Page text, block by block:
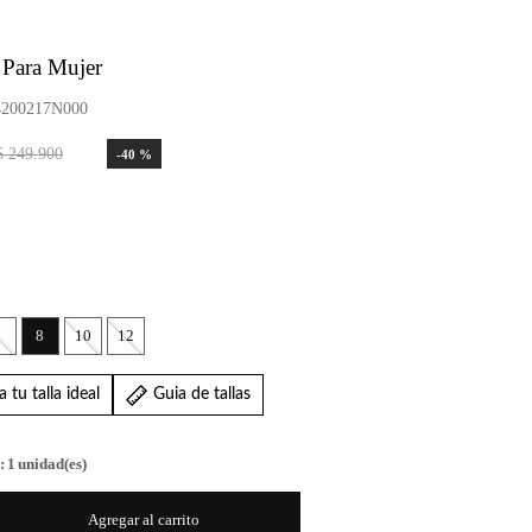
Mujer
249.900 -40 %
8 10 12
tu talla ideal Guia de tallas
1 unidad(es)
Agregar al carrito